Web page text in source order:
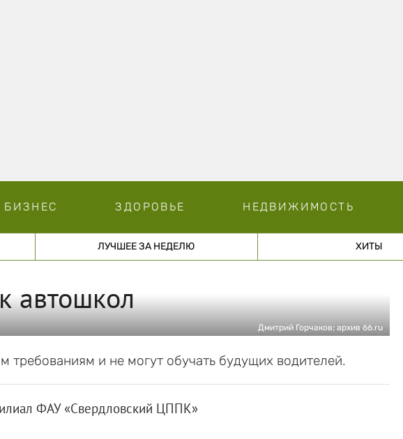
БИЗНЕС ЗДОРОВЬЕ НЕДВИЖИМОСТЬ
ЛУЧШЕЕ ЗА НЕДЕЛЮ ХИТЫ
автошкол
Дмитрий Горчаков; архив 66.ru
требованиям и не могут обучать будущих водителей.
ФАУ «Свердловский ЦППК»